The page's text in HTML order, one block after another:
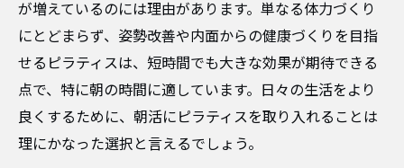
が増えているのには理由があります。単なる体力づくり
にとどまらず、姿勢改善や内面からの健康づくりを目指
せるピラティスは、短時間でも大きな効果が期待できる
点で、特に朝の時間に適しています。日々の生活をより
良くするために、朝活にピラティスを取り入れることは
理にかなった選択と言えるでしょう。